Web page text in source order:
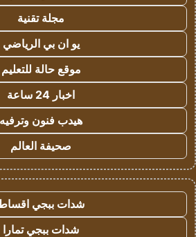
مجلة تقنية
يو ان بي الرياضي
موقع حالة للتعليم
اخبار 24 ساعة
هيدب فنون وترفيه
صحيفة العالم
شدات ببجي
شدات ببجي تمارا